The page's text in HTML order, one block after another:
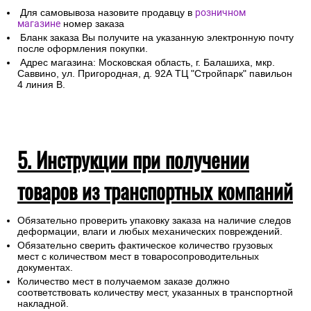
Для самовывоза назовите продавцу в розничном
магазине номер заказа
Бланк заказа Вы получите на указанную электронную почту
после оформления покупки.
Адрес магазина: Московская область, г. Балашиха, мкр.
Саввино, ул. Пригородная, д. 92А ТЦ "Стройпарк" павильон
4 линия В.
5. Инструкции при получении
товаров из транспортных компаний
Обязательно проверить упаковку заказа на наличие следов
деформации, влаги и любых механических повреждений.
Обязательно сверить фактическое количество грузовых
мест с количеством мест в товаросопроводительных
документах.
Количество мест в получаемом заказе должно
соответствовать количеству мест, указанных в транспортной
накладной.